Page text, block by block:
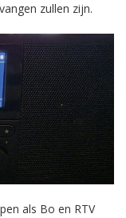
zullen zijn.
als Bo en RTV